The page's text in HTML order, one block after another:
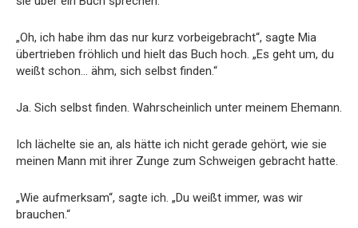
„Oh, ich habe ihm das nur kurz vorbeigebracht“, sagte Mia
übertrieben fröhlich und hielt das Buch hoch. „Es geht um, du
weißt schon… ähm, sich selbst finden.“
Ja. Sich selbst finden. Wahrscheinlich unter meinem Ehemann.
Ich lächelte sie an, als hätte ich nicht gerade gehört, wie sie
meinen Mann mit ihrer Zunge zum Schweigen gebracht hatte.
„Wie aufmerksam“, sagte ich. „Du weißt immer, was wir
brauchen.“